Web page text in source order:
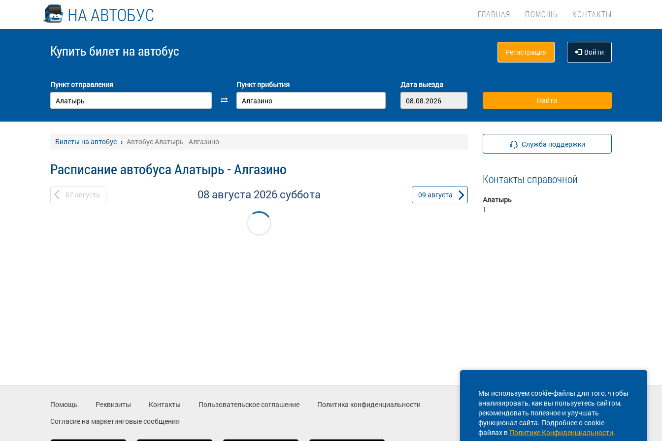
НА АВТОБУС ГЛАВНАЯ ПОМОЩЬ КОНТАКТЫ
Купить билет на автобус Регистрация Войти
Пункт отправления Пункт прибытия Дата выезда
Билеты на автобус Автобус Алатырь - Алгазино
Расписание автобуса Алатырь - Алгазино
07 августа 08 августа 2026 суббота 09 августа
Служба поддержки
Контакты справочной
Алатырь
1
Мы используем cookie-файлы для того, чтобы
анализировать, как вы пользуетесь сайтом,
рекомендовать полезное и улучшать
функционал сайта. Подробнее о cookie-
файлах в Политике Конфиденциальности.
Помощь Реквизиты Контакты Пользовательское соглашение
Политика конфиденциальности
Согласие на маркетинговые сообщения
Техническая поддержка сайта
8 800 600-03-38